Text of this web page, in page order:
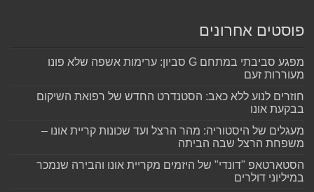
פוסטים אחרונים
מפגע סביבתי במתחם G סביון: ערימות אשפה שלא פונו
מעוררות זעם
חוזרים לנוע ללא כאב: הסטנדרט החדש של רפואת השיקום
בבקעת אונו
מעגלים של היסטוריה: מהר הרצל ועד שכונות קריית אונו –
משפחת הרצל שבה הביתה
הסטארטאפ "דונדי" של היזמים מקריית אונו והבירה שנמכר
במיליוני דולרים